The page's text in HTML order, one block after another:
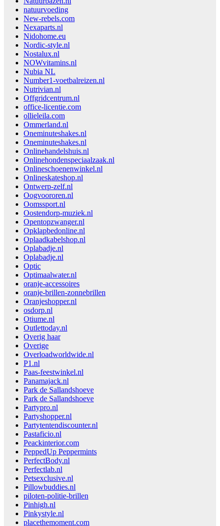
natuurvoeding
New-rebels.com
Nexaparts.nl
Nidohome.eu
Nordic-style.nl
Nostalux.nl
NOWvitamins.nl
Nubia NL
Number1-voetbalreizen.nl
Nutrivian.nl
Offgridcentrum.nl
office-licentie.com
ollieleila.com
Ommerland.nl
Oneminuteshakes.nl
Oneminuteshakes.nl
Onlinehandelshuis.nl
Onlinehondenspeciaalzaak.nl
Onlineschoenenwinkel.nl
Onlineskateshop.nl
Ontwerp-zelf.nl
Oogvoororen.nl
Oomssport.nl
Oostendorp-muziek.nl
Opentopzwanger.nl
Opklapbedonline.nl
Oplaadkabelshop.nl
Oplabadje.nl
Oplabadje.nl
Optic
Optimaalwater.nl
oranje-accessoires
oranje-brillen-zonnebrillen
Oranjeshopper.nl
osdorp.nl
Otiume.nl
Outlettoday.nl
Overig haar
Overige
Overloadworldwide.nl
P1.nl
Paas-feestwinkel.nl
Panamajack.nl
Park de Sallandshoeve
Park de Sallandshoeve
Partypro.nl
Partyshopper.nl
Partytentendiscounter.nl
Pastaficio.nl
Peackinterior.com
PeppedUp Peppermints
PerfectBody.nl
Perfectlab.nl
Petsexclusive.nl
Pillowbuddies.nl
piloten-politie-brillen
Pinhigh.nl
Pinkystyle.nl
placethemoment.com